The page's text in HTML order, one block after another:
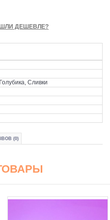
ДЕШЕВЛЕ?
Сливки
(0)